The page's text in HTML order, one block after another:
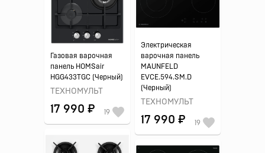
Электрическая
варочная панель
MAUNFELD
EVCE.594.SM.D
(Черный)
ТЕХНОМУЛЬТ
17 990 ₽ 19
Газовая варочная
панель HOMSair
HGG433TGC (Черный)
ТЕХНОМУЛЬТ
17 990 ₽ 19